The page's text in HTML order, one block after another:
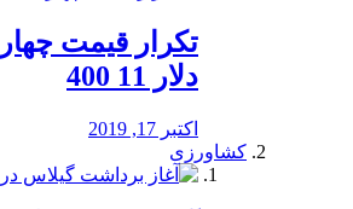
تکرار قیمت
دلار 11 400
اکتبر 17, 2019
کشاورزی